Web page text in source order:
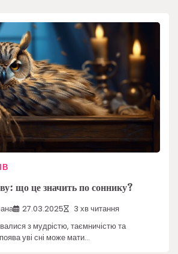
що це значить по соннику?
27.03.2025 3 хв читання
з мудрістю, таємничістю та
уві сні може мати…